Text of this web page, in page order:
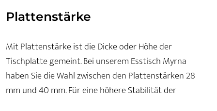
Plattenstärke
Mit Plattenstärke ist die Dicke oder Höhe der
Tischplatte gemeint. Bei unserem Esstisch Myrna
haben Sie die Wahl zwischen den Plattenstärken 28
mm und 40 mm. Für eine höhere Stabilität der